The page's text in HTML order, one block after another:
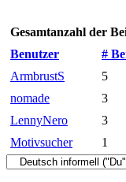
Gesamtanzahl der
Benutzer
#
ArmbrustS
5
nomade
3
LennyNero
3
Motivsucher
1